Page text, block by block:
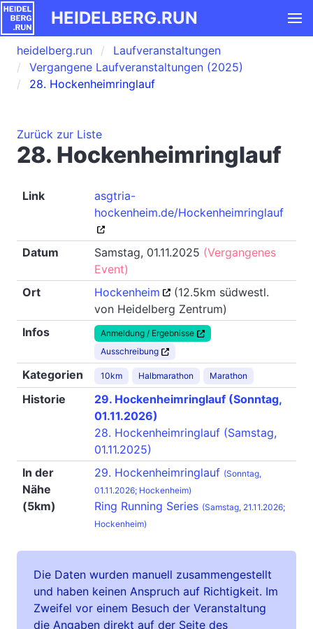
HEIDELBERG.RUN
heidelberg.run
Laufveranstaltungen
Vergangene Laufveranstaltungen (2025)
28. Hockenheimringlauf
Zurück zur Liste
28. Hockenheimringlauf
Link
asgtria-
hockenheim.de/Hockenheimringlauf
Datum Samstag, 01.11.2025 (Vergangenes
Event)
Ort
Hockenheim
(12.5km südwestl.
von Heidelberg Zentrum)
Infos
Anmeldung / Ergebnisse
Ausschreibung
Kategorien 10km Halbmarathon Marathon
Historie
29. Hockenheimringlauf (Sonntag,
01.11.2026)
28. Hockenheimringlauf (Samstag,
01.11.2025)
In der
Nähe
(5km)
29. Hockenheimringlauf (Sonntag,
01.11.2026; Hockenheim)
Ring Running Series (Samstag, 21.11.2026;
Hockenheim)
Die Daten wurden manuell zusammengestellt
und haben keinen Anspruch auf Richtigkeit. Im
Zweifel vor einem Besuch der Veranstaltung
die Angaben direkt auf der Seite des